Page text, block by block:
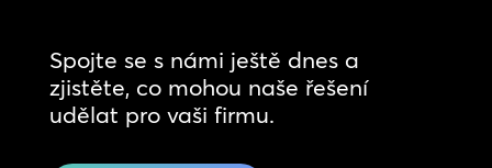
Spojte se s námi ještě dnes a
zjistěte, co mohou naše řešení
udělat pro vaši firmu.